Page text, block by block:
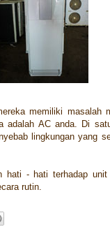
memiliki masalah
adalah AC anda. Di
lingkungan yang
hati - hati terhadap
rutin.